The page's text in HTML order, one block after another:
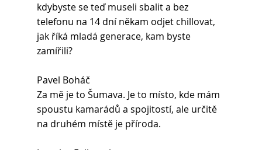
kdybyste se teď museli sbalit a bez
telefonu na 14 dní někam odjet chillovat,
jak říká mladá generace, kam byste
zamířili?
Pavel Boháč
Za mě je to Šumava. Je to místo, kde mám
spoustu kamarádů a spojitostí, ale určitě
na druhém místě je příroda.